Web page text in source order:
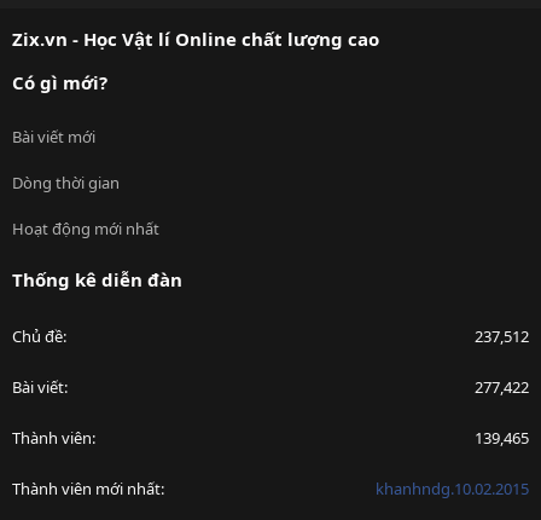
Zix.vn - Học Vật lí Online chất lượng cao
Có gì mới?
Bài viết mới
Dòng thời gian
Hoạt động mới nhất
Thống kê diễn đàn
Chủ đề 237,512
Bài viết 277,422
Thành viên 139,465
Thành viên mới nhất khanhndg.10.02.2015